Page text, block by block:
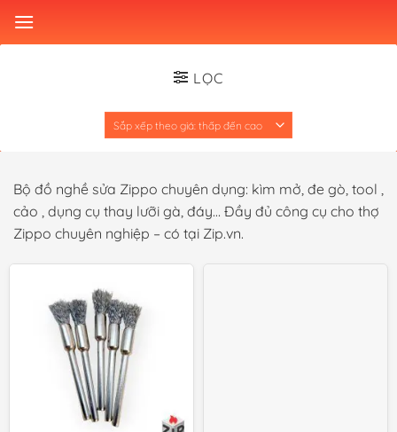
LỌC
Bộ đồ nghề sửa Zippo chuyên dụng: kìm mở, đe gò, tool ,
cảo , dụng cụ thay lưỡi gà, đáy… Đầy đủ công cụ cho thợ
Zippo chuyên nghiệp – có tại Zip.vn.